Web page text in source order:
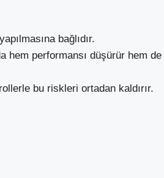
bağlıdır.
hem performansı düşürür hem de
bu riskleri ortadan kaldırır.